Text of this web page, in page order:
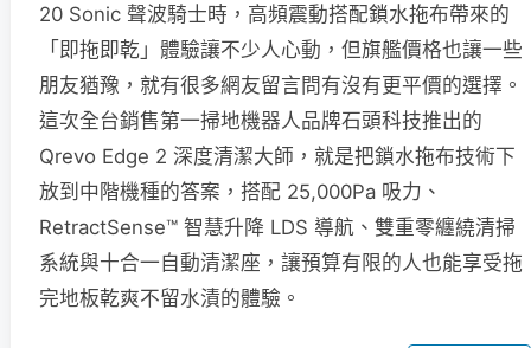
20 Sonic 聲波騎士時，高頻震動搭配鎖水拖布帶來的
「即拖即乾」體驗讓不少人心動，但旗艦價格也讓一些
朋友猶豫，就有很多網友留言問有沒有更平價的選擇。
這次全台銷售第一掃地機器人品牌石頭科技推出的
Qrevo Edge 2 深度清潔大師，就是把鎖水拖布技術下
放到中階機種的答案，搭配 25,000Pa 吸力、
RetractSense™ 智慧升降 LDS 導航、雙重零纏繞清掃
系統與十合一自動清潔座，讓預算有限的人也能享受拖
完地板乾爽不留水漬的體驗。